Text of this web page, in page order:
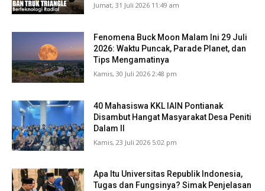
Jumat, 31 Juli 2026 11:49 am
Fenomena Buck Moon Malam Ini 29 Juli
2026: Waktu Puncak, Parade Planet, dan
Tips Mengamatinya
Kamis, 30 Juli 2026 2:48 pm
40 Mahasiswa KKL IAIN Pontianak
Disambut Hangat Masyarakat Desa Peniti
Dalam II
Kamis, 23 Juli 2026 5:02 pm
Apa Itu Universitas Republik Indonesia,
Tugas dan Fungsinya? Simak Penjelasan